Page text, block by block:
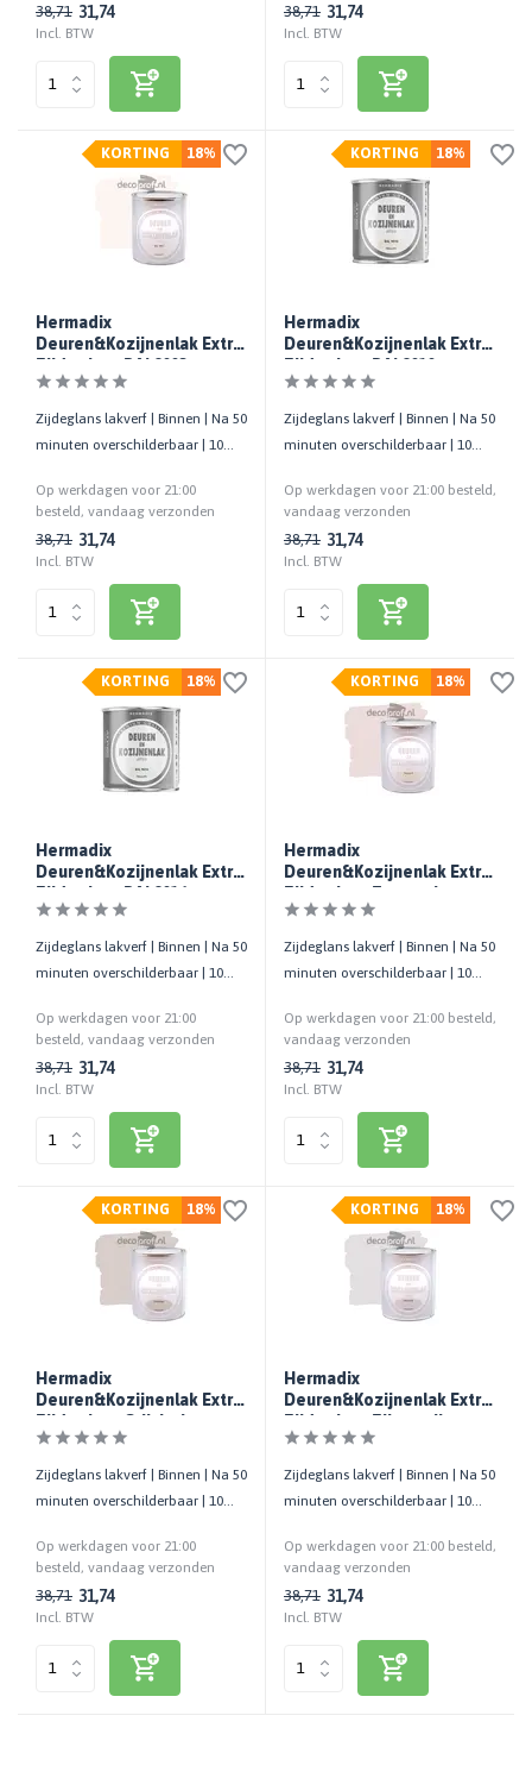
38,71 31,74
Incl. BTW
38,71 31,74
Incl. BTW
18%
KORTING
Hermadix
Deuren&Kozijnenlak Extra
Zijdeglans RAL9003
Zijdeglans lakverf | Binnen | Na 50
minuten overschilderbaar | 10
Op werkdagen voor 21:00
besteld, vandaag verzonden
38,71 31,74
Incl. BTW
18%
KORTING
Hermadix
Deuren&Kozijnenlak Extra
Zijdeglans RAL9010
Zijdeglans lakverf | Binnen | Na 50
minuten overschilderbaar | 10
Op werkdagen voor 21:00 besteld,
vandaag verzonden
38,71 31,74
Incl. BTW
18%
KORTING
Hermadix
Deuren&Kozijnenlak Extra
Zijdeglans RAL9016
Zijdeglans lakverf | Binnen | Na 50
minuten overschilderbaar | 10
Op werkdagen voor 21:00
besteld, vandaag verzonden
38,71 31,74
Incl. BTW
18%
KORTING
Hermadix
Deuren&Kozijnenlak Extra
Zijdeglans Taupewit
Zijdeglans lakverf | Binnen | Na 50
minuten overschilderbaar | 10
Op werkdagen voor 21:00 besteld,
vandaag verzonden
38,71 31,74
Incl. BTW
18%
KORTING
Hermadix
Deuren&Kozijnenlak Extra
Zijdeglans Grijsbeige
Zijdeglans lakverf | Binnen | Na 50
minuten overschilderbaar | 10
Op werkdagen voor 21:00
besteld, vandaag verzonden
38,71 31,74
Incl. BTW
18%
KORTING
Hermadix
Deuren&Kozijnenlak Extra
Zijdeglans Zilvergrijs
Zijdeglans lakverf | Binnen | Na 50
minuten overschilderbaar | 10
Op werkdagen voor 21:00 besteld,
vandaag verzonden
38,71 31,74
Incl. BTW